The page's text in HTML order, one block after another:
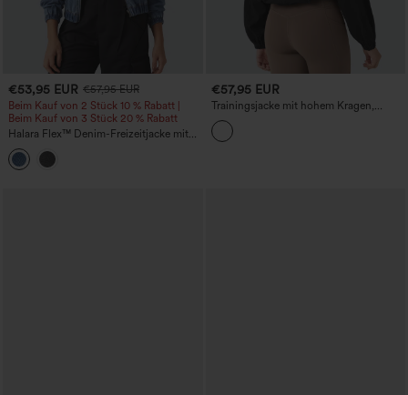
€53,95 EUR €57,95 EUR
Beim Kauf von 2 Stück 10 % Rabatt |
Beim Kauf von 3 Stück 20 % Rabatt
Halara Flex™ Denim-Freizeitjacke mit
Stehkragen, langen Ärmeln und Taschen
€57,95 EUR
Trainingsjacke mit hohem Kragen,
langen Ärmeln, Kordelzug am Saum
und Taschen